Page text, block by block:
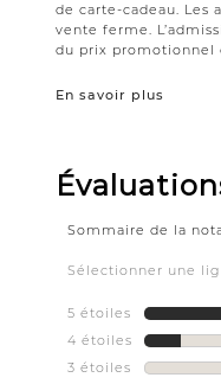
de carte-cadeau. Les
vente ferme.
du prix promotionnel
En savoir plus